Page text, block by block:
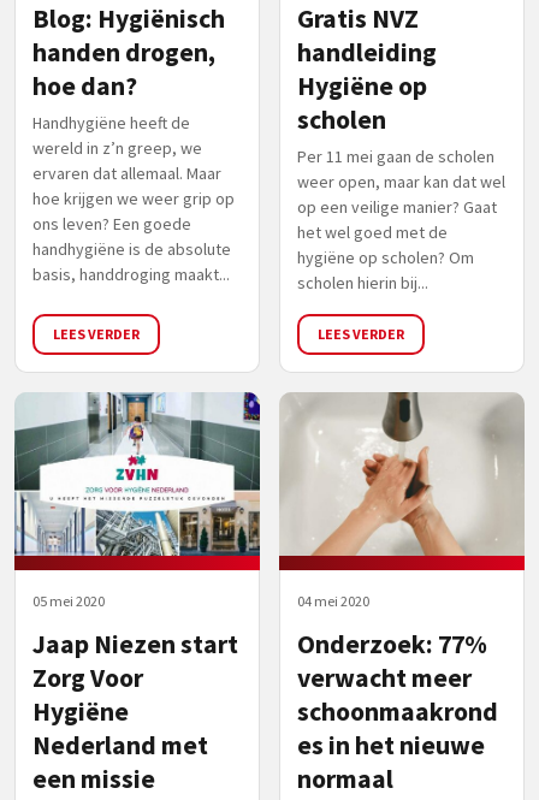
Blog: Hygiënisch
handen drogen,
hoe dan?
Handhygiëne heeft de
wereld in z’n greep, we
ervaren dat allemaal. Maar
hoe krijgen we weer grip op
ons leven? Een goede
handhygiëne is de absolute
basis, handdroging maakt...
LEES VERDER
Gratis NVZ
handleiding
Hygiëne op
scholen
Per 11 mei gaan de scholen
weer open, maar kan dat wel
op een veilige manier? Gaat
het wel goed met de
hygiëne op scholen? Om
scholen hierin bij...
LEES VERDER
05 mei 2020
Jaap Niezen start
Zorg Voor
Hygiëne
Nederland met
een missie
04 mei 2020
Onderzoek: 77%
verwacht meer
schoonmaakrond
es in het nieuwe
normaal